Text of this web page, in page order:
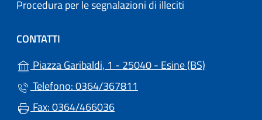
Procedura per le segnalazioni di illeciti
CONTATTI
Piazza Garibaldi, 1 - 25040 - Esine (BS)
Telefono: 0364/367811
Fax: 0364/466036